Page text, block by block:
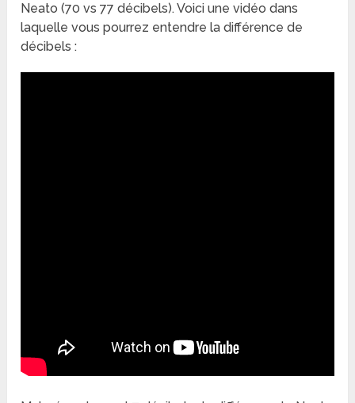
Neato (70 vs 77 décibels). Voici une vidéo dans
laquelle vous pourrez entendre la différence de
décibels :